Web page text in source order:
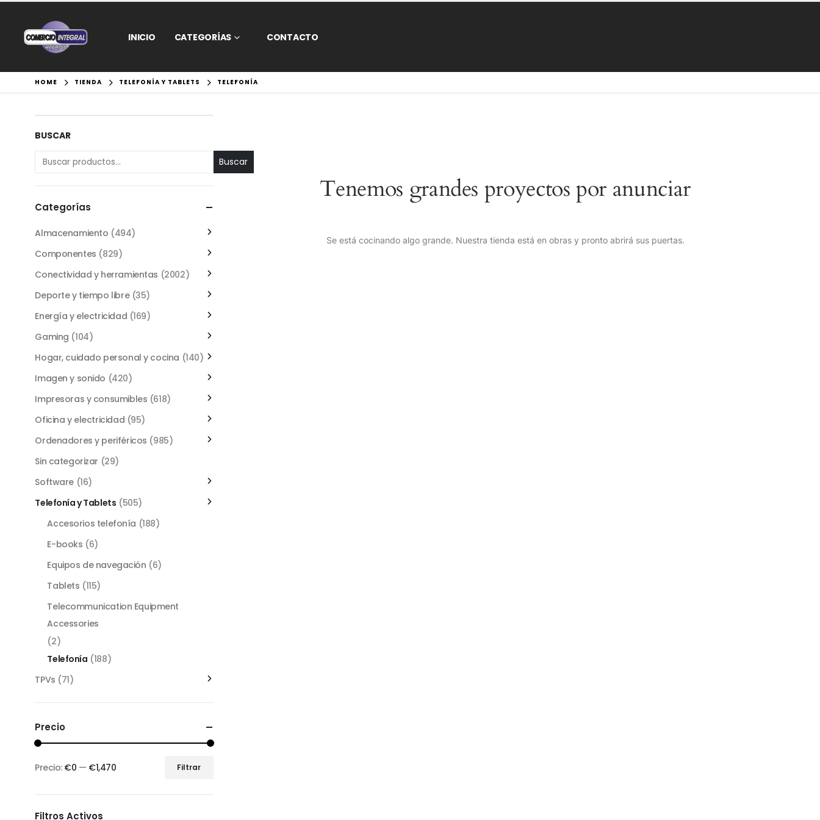
INICIO CATEGORÍAS CONTACTO
HOME TIENDA TELEFONÍA Y TABLETS TELEFONÍA
Tenemos grandes proyectos por anunciar
Se está cocinando algo grande. Nuestra tienda está en obras y pronto abrirá sus puertas.
BUSCAR
Buscar
Categorías
Almacenamiento (494)
Componentes (829)
Conectividad y herramientas (2002)
Deporte y tiempo libre (35)
Energía y electricidad (169)
Gaming (104)
Hogar, cuidado personal y cocina (140)
Imagen y sonido (420)
Impresoras y consumibles (618)
Oficina y electricidad (95)
Ordenadores y periféricos (985)
Sin categorizar (29)
Software (16)
Telefonía y Tablets (505)
Accesorios telefonía (188)
E-books (6)
Equipos de navegación (6)
Tablets (115)
Telecommunication Equipment
Accessories
(2)
Telefonía (188)
TPVs (71)
Precio
Filtrar
Precio: €0 — €1,470
Filtros Activos